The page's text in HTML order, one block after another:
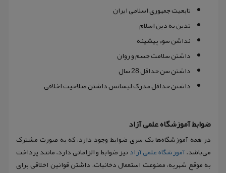
تابعیت جمهوری اسلامی ایران
تدین به دین اسلام
نداشن سوء پیشینه
داشتن سلامت جسم و روان
داشتن سن حداقل 28 سال
داشتن حداقل مدرک لیسانس داشتن صلاحیت اخلاقی
ضوابط آموزشگاه علمی آزاد
در همه آموزشگاه‌ها یک سری ضوابط وجود دارد، که به صورت مشترک
می‌باشد.آموزشگاه علمی آزادنیز ضوابط و الزاماتی دارد. مانند پرداخت
به موقع شهریه، ممنوعت استعمال دخانیات، داشتن قوانین اخلاقی برای